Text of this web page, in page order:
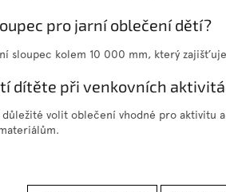
pro jarní oblečení dětí?
sloupec kolem 10 000 mm, který
dítěte při venkovních
volit oblečení vhodné pro aktivitu